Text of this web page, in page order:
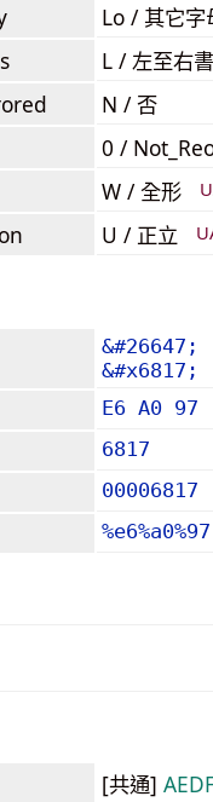
Lo / 其它
L / 左至右
N / 否
0 /
W / 全形
U / 正立
&#26647;
&#x6817;
E6 A0 97
6817
00006817
%e6%a0%97
[共通]